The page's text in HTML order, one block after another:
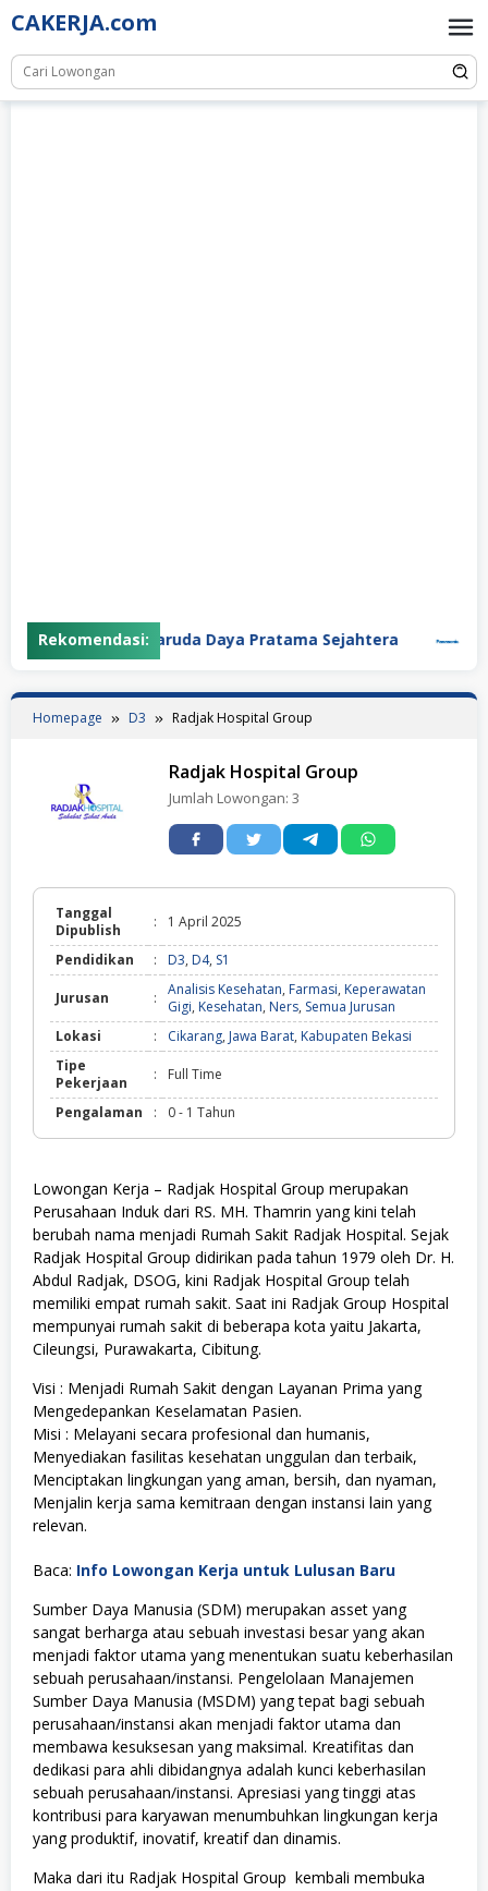
Skip
to
content
CAKERJA.com
Rekomendasi:
PT Garuda Daya Pratama Sejahtera PT
Homepage D3 Radjak Hospital Group
Radjak Hospital Group
Jumlah Lowongan: 3
Tanggal
Dipublish
: 1 April 2025
Pendidikan : D3, D4, S1
Jurusan : Analisis Kesehatan, Farmasi, Keperawatan
Gigi, Kesehatan, Ners, Semua Jurusan
Lokasi
: Cikarang, Jawa Barat, Kabupaten Bekasi
Tipe
Pekerjaan
: Full Time
Pengalaman : 0 - 1 Tahun
Lowongan Kerja – Radjak Hospital Group merupakan
Perusahaan Induk dari RS. MH. Thamrin yang kini telah
berubah nama menjadi Rumah Sakit Radjak Hospital. Sejak
Radjak Hospital Group didirikan pada tahun 1979 oleh Dr. H.
Abdul Radjak, DSOG, kini Radjak Hospital Group telah
memiliki empat rumah sakit. Saat ini Radjak Group Hospital
mempunyai rumah sakit di beberapa kota yaitu Jakarta,
Cileungsi, Purawakarta, Cibitung.
Visi : Menjadi Rumah Sakit dengan Layanan Prima yang
Mengedepankan Keselamatan Pasien.
Misi : Melayani secara profesional dan humanis,
Menyediakan fasilitas kesehatan unggulan dan terbaik,
Menciptakan lingkungan yang aman, bersih, dan nyaman,
Menjalin kerja sama kemitraan dengan instansi lain yang
relevan.
Baca: Info Lowongan Kerja untuk Lulusan Baru
Sumber Daya Manusia (SDM) merupakan asset yang
sangat berharga atau sebuah investasi besar yang akan
menjadi faktor utama yang menentukan suatu keberhasilan
sebuah perusahaan/instansi. Pengelolaan Manajemen
Sumber Daya Manusia (MSDM) yang tepat bagi sebuah
perusahaan/instansi akan menjadi faktor utama dan
membawa kesuksesan yang maksimal. Kreatifitas dan
dedikasi para ahli dibidangnya adalah kunci keberhasilan
sebuah perusahaan/instansi. Apresiasi yang tinggi atas
kontribusi para karyawan menumbuhkan lingkungan kerja
yang produktif, inovatif, kreatif dan dinamis.
Maka dari itu Radjak Hospital Group kembali membuka